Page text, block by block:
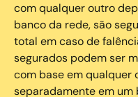
com qualquer outro
banco da rede, são
total em caso de
segurados podem ser
com base em qualquer
separadamente em um